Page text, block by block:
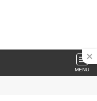
MENU